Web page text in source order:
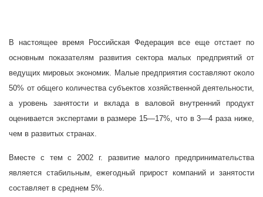
В настоящее время Российская Федерация все еще отстает по
основным показателям развития сектора малых предприятий от
ведущих мировых экономик. Малые предприятия составляют около
50% от общего количества субъектов хозяйственной деятельности,
а уровень занятости и вклада в валовой внутренний продукт
оценивается экспертами в размере 15—17%, что в 3—4 раза ниже,
чем в развитых странах.
Вместе с тем с 2002 г. развитие малого предпринимательства
является стабильным, ежегодный прирост компаний и занятости
составляет в среднем 5%.